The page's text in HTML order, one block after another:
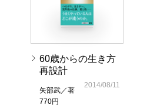
60歳からの生き方
再設計
矢部武／著
770円
2014/08/11